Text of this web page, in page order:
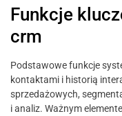
Funkcje
crm
Podstawowe funkcje
kontaktami i historią
sprzedażowych,
i analiz. Ważnym